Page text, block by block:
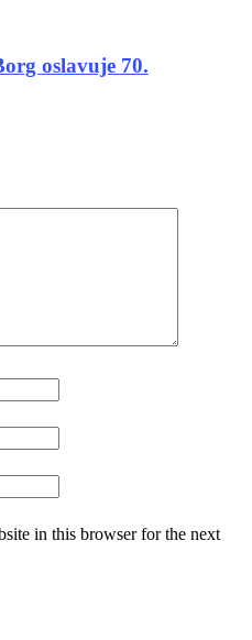
oslavuje 70.
in this browser for the next